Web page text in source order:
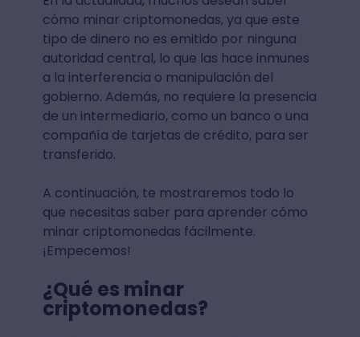
cómo minar criptomonedas, ya que este
tipo de dinero no es emitido por ninguna
autoridad central, lo que las hace inmunes
a la interferencia o manipulación del
gobierno. Además, no requiere la presencia
de un intermediario, como un banco o una
compañía de tarjetas de crédito, para ser
transferido.
A continuación, te mostraremos todo lo
que necesitas saber para aprender cómo
minar criptomonedas fácilmente.
¡Empecemos!
¿Qué es minar
criptomonedas?